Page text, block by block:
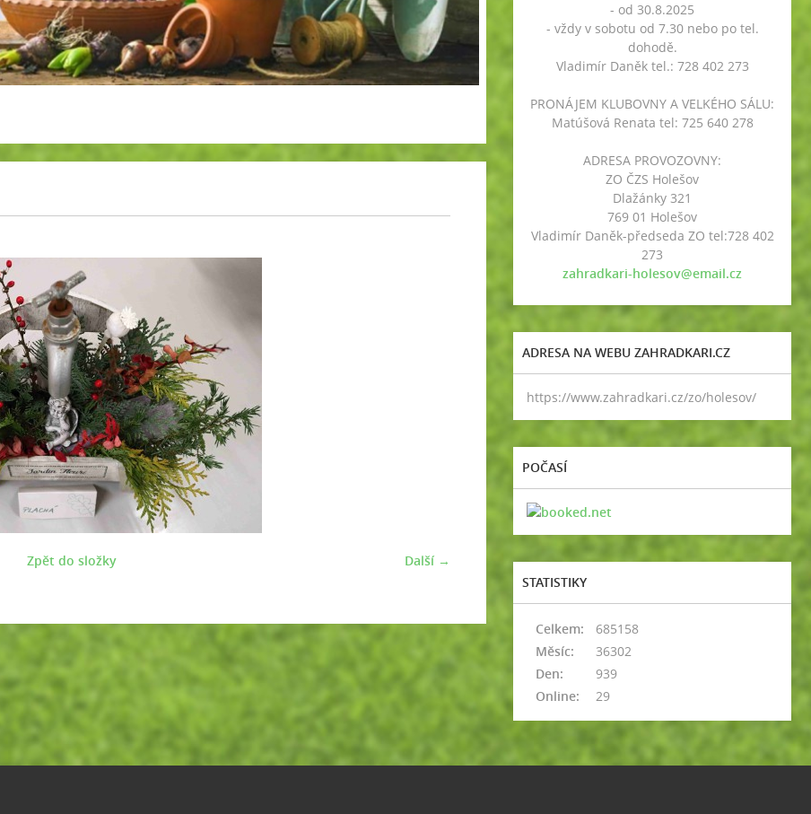
Další →
Zpět do složky
- od 30.8.2025
- vždy v sobotu od 7.30 nebo po tel.
dohodě.
Vladimír Daněk tel.: 728 402 273
PRONÁJEM KLUBOVNY A VELKÉHO SÁLU:
Matúšová Renata tel: 725 640 278
ADRESA PROVOZOVNY:
ZO ČZS Holešov
Dlažánky 321
769 01 Holešov
Vladimír Daněk-předseda ZO tel:728 402
273
zahradkari-holesov@email.cz
ADRESA NA WEBU ZAHRADKARI.CZ
https://www.zahradkari.cz/zo/holesov/
POČASÍ
STATISTIKY
Online: 29
Celkem:
685158
Měsíc:
36302
Den:
939